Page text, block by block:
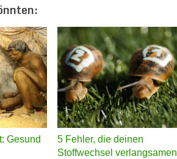
Gesund
5 Fehler, die deinen
Stoffwechsel verlangsamen